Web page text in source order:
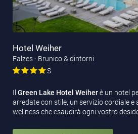
Hotel Weiher
Falzes - Brunico & dintorni
S
Il Green Lake Hotel Weiherè un hotel
arredate con stile, un servizio cordiale e
wellness che esaudirà ogni vostro